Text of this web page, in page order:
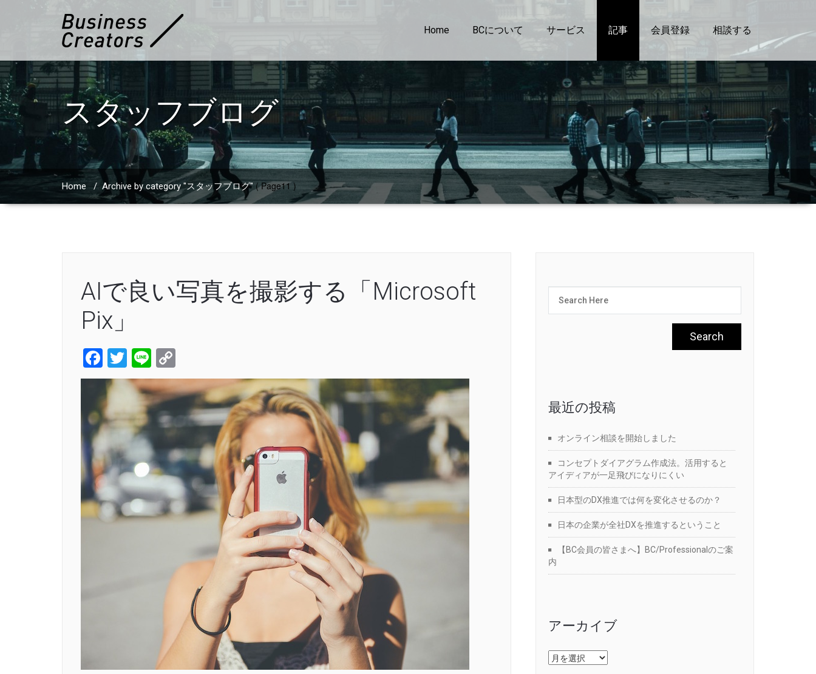
Home BCについて サービス 記事 会員登録 相談する
スタッフブログ
Home / Archive by category "スタッフブログ" ( Page11 )
AIで良い写真を撮影する「Microsoft
Pix」
Facebook
Twitter
Line
Link
最近の投稿
オンライン相談を開始しました
コンセプトダイアグラム作成法。活用すると
アイディアが一足飛びになりにくい
日本型のDX推進では何を変化させるのか？
日本の企業が全社DXを推進するということ
【BC会員の皆さまへ】BC/Professionalのご案
内
アーカイブ
ア
ー